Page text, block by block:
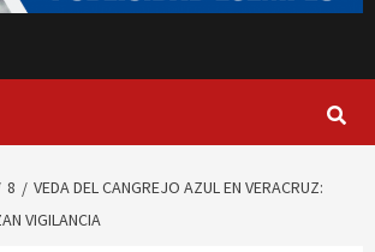
8
VEDA DEL CANGREJO AZUL EN VERACRUZ:
VIGILANCIA